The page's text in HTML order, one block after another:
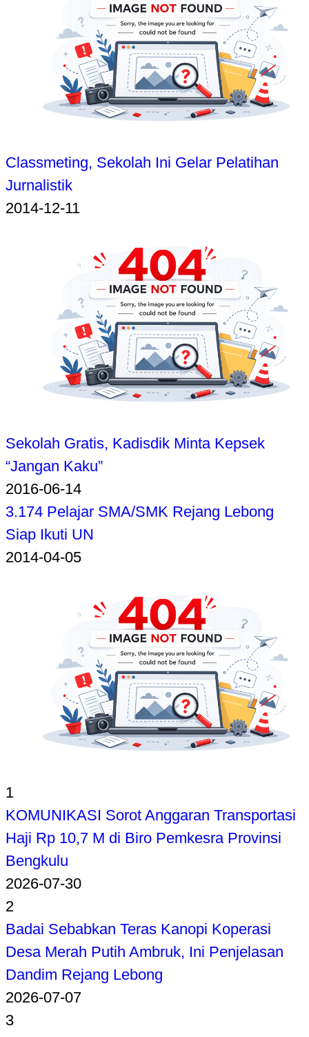
Classmeting, Sekolah Ini Gelar Pelatihan
Jurnalistik
2014-12-11
Sekolah Gratis, Kadisdik Minta Kepsek
“Jangan Kaku”
2016-06-14
3.174 Pelajar SMA/SMK Rejang Lebong
Siap Ikuti UN
2014-04-05
1
KOMUNIKASI Sorot Anggaran Transportasi
Haji Rp 10,7 M di Biro Pemkesra Provinsi
Bengkulu
2026-07-30
2
Badai Sebabkan Teras Kanopi Koperasi
Desa Merah Putih Ambruk, Ini Penjelasan
Dandim Rejang Lebong
2026-07-07
3